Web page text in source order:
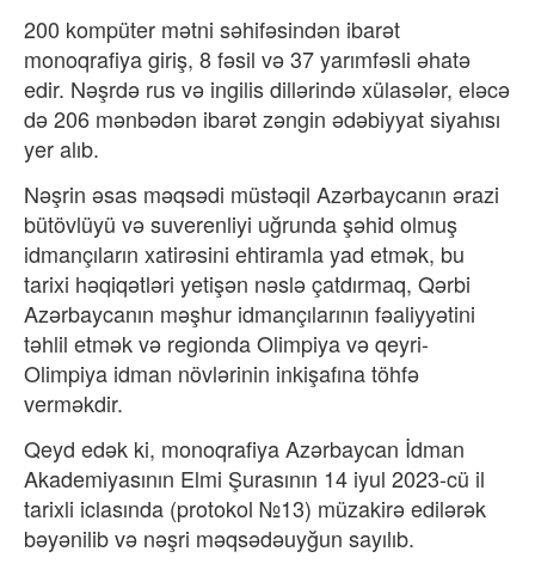
200 kompüter mətni səhifəsindən ibarət
monoqrafiya giriş, 8 fəsil və 37 yarımfəsli əhatə
edir. Nəşrdə rus və ingilis dillərində xülasələr, eləcə
də 206 mənbədən ibarət zəngin ədəbiyyat siyahısı
yer alıb.
Nəşrin əsas məqsədi müstəqil Azərbaycanın ərazi
bütövlüyü və suverenliyi uğrunda şəhid olmuş
idmançıların xatirəsini ehtiramla yad etmək, bu
tarixi həqiqətləri yetişən nəslə çatdırmaq, Qərbi
Azərbaycanın məşhur idmançılarının fəaliyyətini
təhlil etmək və regionda Olimpiya və qeyri-
Olimpiya idman növlərinin inkişafına töhfə
verməkdir.
Qeyd edək ki, monoqrafiya Azərbaycan İdman
Akademiyasının Elmi Şurasının 14 iyul 2023-cü il
tarixli iclasında (protokol №13) müzakirə edilərək
bəyənilib və nəşri məqsədəuyğun sayılıb.